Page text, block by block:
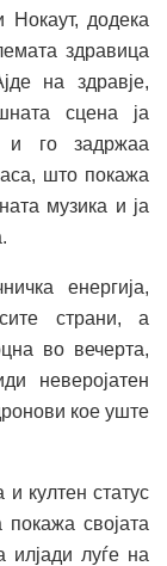
додека
здравица
на здравје,
сцена ја
и го задржаа
што покажа
музика и ја
енергија,
страни, a
во вечерта,
неверојатен
кое уште
и култен статус
својата
луѓе на